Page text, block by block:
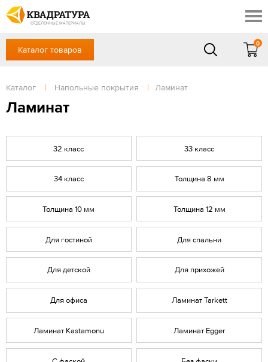
ОТДЕЛОЧНЫЕ МАТЕРИАЛЫ
Скидки
Акции
Готовые решения
Доставка и оплата
Отзывы
+7 (863) 309-13-16
Сб, Вс — выходной
ЗАКАЗАТЬ ЗВОНОК
Каталог товаров
0
Каталог | Напольные покрытия | Ламинат
Ламинат
32 класс 33 класс
34 класс Толщина 8 мм
Толщина 10 мм Толщина 12 мм
Для гостиной Для спальни
Для детской Для прихожей
Для офиса Ламинат Tarkett
Ламинат Kastamonu Ламинат Egger